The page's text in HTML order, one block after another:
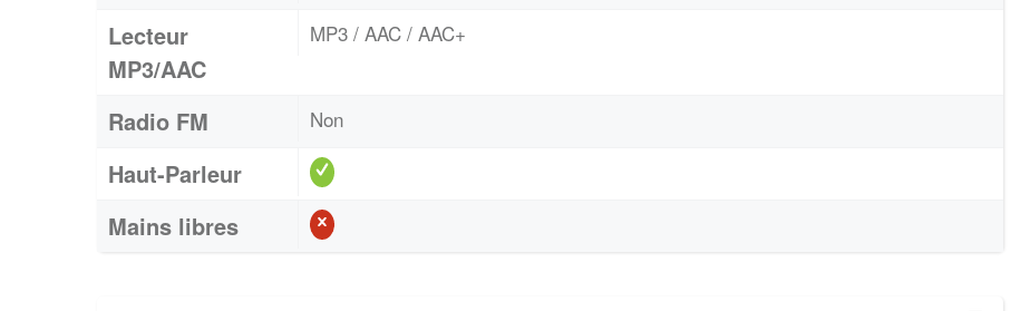
Lecteur
MP3/AAC
MP3 / AAC / AAC+
Radio FM Non
Haut-Parleur
Mains libres